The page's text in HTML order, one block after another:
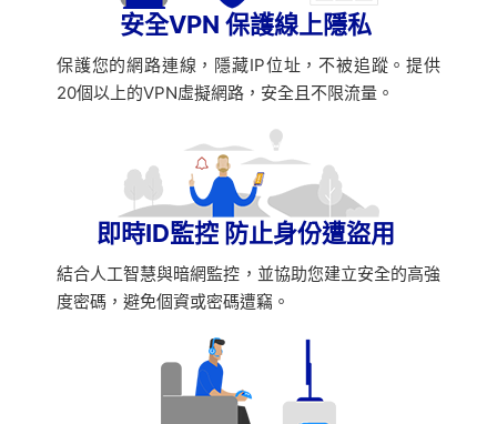
安全VPN 保護線上隱私
保護您的網路連線，隱藏IP位址，不被追蹤。提供
20個以上的VPN虛擬網路，安全且不限流量。
即時ID監控 防止身份遭盜用
結合人工智慧與暗網監控，並協助您建立安全的高強
度密碼，避免個資或密碼遭竊。